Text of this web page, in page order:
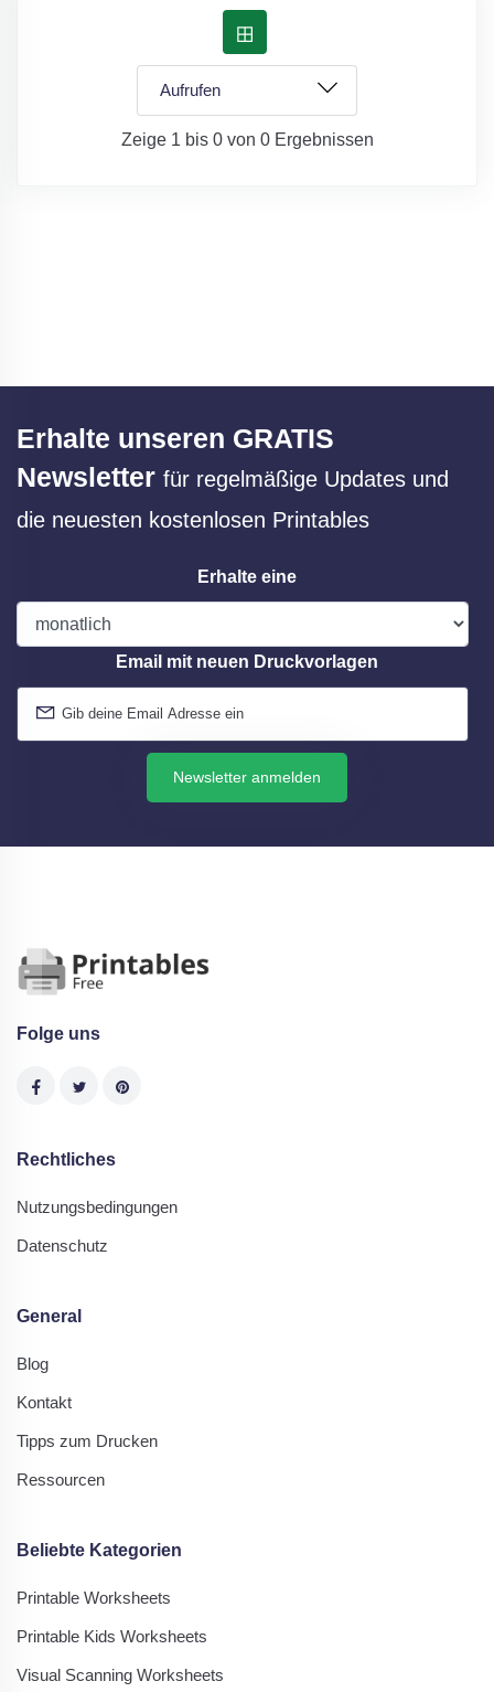
Zeige 1 bis 0 von 0 Ergebnissen
Erhalte unseren GRATIS
Newsletter für regelmäßige Updates und
die neuesten kostenlosen Printables
Erhalte eine
Email mit neuen Druckvorlagen
Newsletter anmelden
Folge uns
Rechtliches
Nutzungsbedingungen
Datenschutz
General
Blog
Kontakt
Tipps zum Drucken
Ressourcen
Beliebte Kategorien
Printable Worksheets
Printable Kids Worksheets
Visual Scanning Worksheets